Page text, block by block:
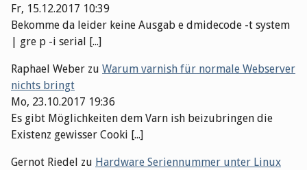
Fr, 15.12.2017 10:39
Bekomme da leider keine Ausgab e dmidecode -t system
| gre p -i serial [...]
Raphael Weber zu Warum varnish für normale Webserver
nichts bringt
Mo, 23.10.2017 19:36
Es gibt Möglichkeiten dem Varn ish beizubringen die
Existenz gewisser Cooki [...]
Gernot Riedel zu Hardware Seriennummer unter Linux